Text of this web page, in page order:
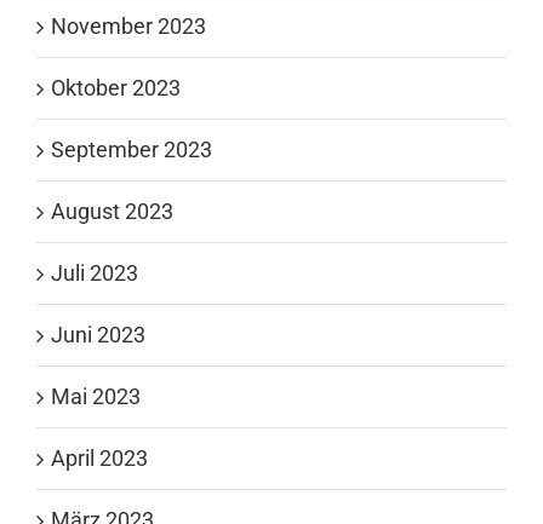
November 2023
Oktober 2023
September 2023
August 2023
Juli 2023
Juni 2023
Mai 2023
April 2023